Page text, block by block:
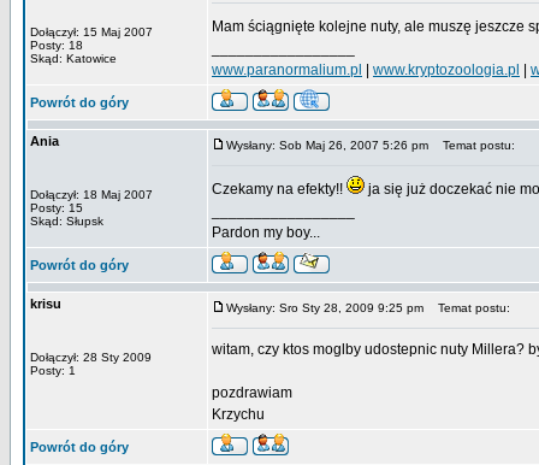
Dołączył: 15 Maj 2007
Posty: 18
Skąd: Katowice
Mam ściągnięte kolejne nuty, ale muszę jeszcze
www.paranormalium.pl
www.kryptozoologia.pl
Powrót do góry
Ania
Dołączył: 18 Maj 2007
Posty: 15
Skąd: Słupsk
Wysłany: Sob Maj 26, 2007 5:26 pm Temat postu:
Czekamy na efekty!!
ja się już doczekać nie
Pardon my boy...
Powrót do góry
krisu
Dołączył: 28 Sty 2009
Posty: 1
Wysłany: Sro Sty 28, 2009 9:25 pm Temat postu:
witam, czy ktos moglby udostepnic nuty Millera?
pozdrawiam
Krzychu
Powrót do góry